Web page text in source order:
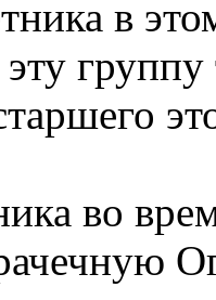
в
эту
во